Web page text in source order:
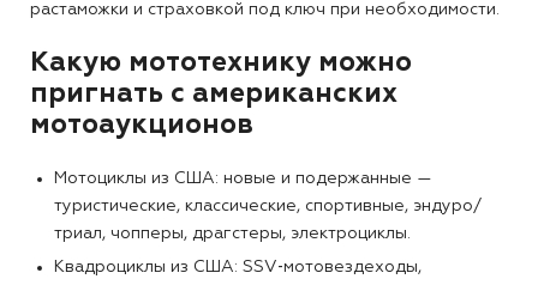
растаможки и страховкой под ключ при необходимости.
Какую мототехнику можно
пригнать с американских
мотоаукционов
Мотоциклы из США: новые и подержанные —
туристические, классические, спортивные, эндуро/
триал, чопперы, драгстеры, электроциклы.
Квадроциклы из США: SSV‑мотовездеходы,